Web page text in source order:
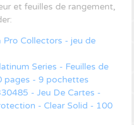
et feuilles de rangement,
Pro Collectors - jeu de
Series - Feuilles de
pages - 9 pochettes
- Jeu De Cartes -
- Clear Solid - 100